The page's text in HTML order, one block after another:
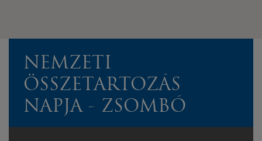
NEMZETI
ÖSSZETARTOZÁS
NAPJA - ZSOMBÓ